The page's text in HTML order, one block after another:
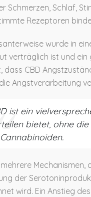
Schmerzen, Schlaf,
Rezeptoren
wurde in
verträglich ist und
dass CBD
Angstverarbeitung
ist ein
bietet, ohne
Mechanismen,
der
wird. Ein Anstieg